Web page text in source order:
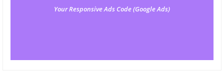
Your Responsive Ads Code (Google Ads)